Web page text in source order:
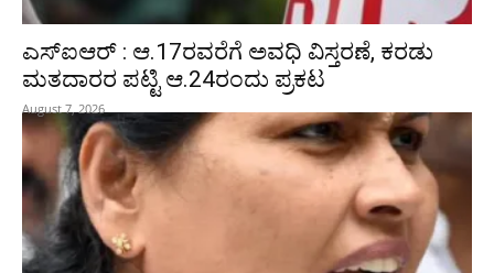
ಎಸ್‌ಐಆರ್‌ : ಆ.17ರವರೆಗೆ ಅವಧಿ ವಿಸ್ತರಣೆ, ಕರಡು
ಮತದಾರರ ಪಟ್ಟಿ ಆ.24ರಂದು ಪ್ರಕಟ
August 7, 2026